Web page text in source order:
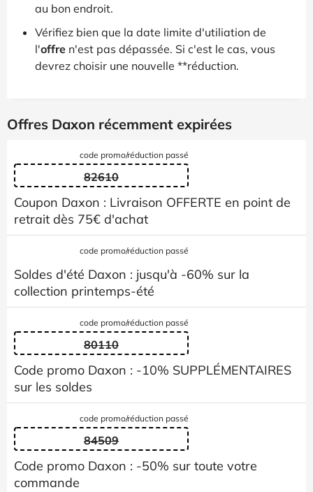
au bon endroit.
Vérifiez bien que la date limite d'utiliation de
l'offre n'est pas dépassée. Si c'est le cas, vous
devrez choisir une nouvelle **réduction.
Offres Daxon récemment expirées
code promo/réduction passé
82610
Coupon Daxon : Livraison OFFERTE en point de
retrait dès 75€ d'achat
code promo/réduction passé
Soldes d'été Daxon : jusqu'à -60% sur la
collection printemps-été
code promo/réduction passé
80110
Code promo Daxon : -10% SUPPLÉMENTAIRES
sur les soldes
code promo/réduction passé
84509
Code promo Daxon : -50% sur toute votre
commande